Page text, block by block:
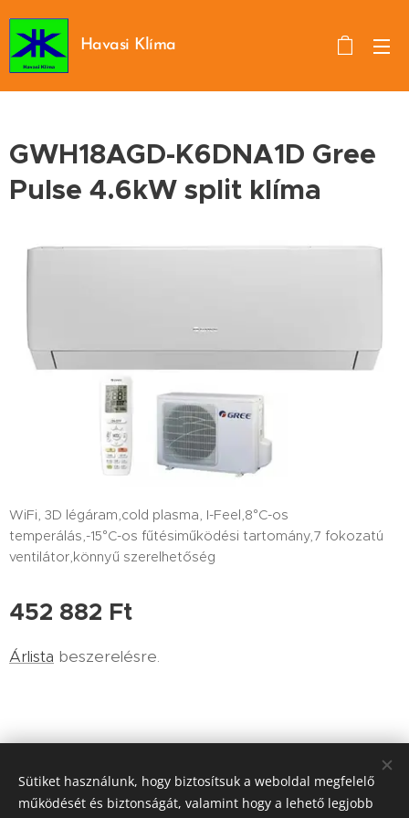
Havasi Klíma
GWH18AGD-K6DNA1D Gree
Pulse 4.6kW split klíma
WiFi, 3D légáram,cold plasma, I-Feel,8°C-os
temperálás,-15°C-os fűtésiműködési tartomány,7 fokozatú
ventilátor,könnyű szerelhetőség
452 882 Ft
Árlista beszerelésre.
Havasi Klíma, Budapest 9.ker. Viola utca 15, tel.:0620 2958243,
Sütiket használunk, hogy biztosítsuk a weboldal megfelelő
működését és biztonságát, valamint hogy a lehető legjobb